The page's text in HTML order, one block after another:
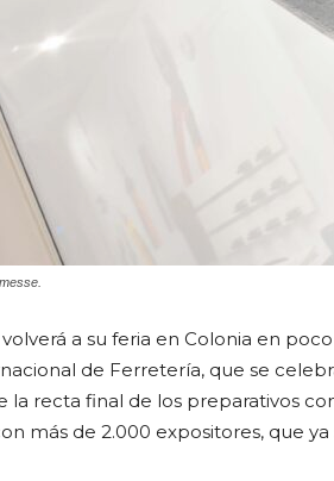
a su feria en Colonia en
de Ferretería, que se
la recta final de los preparativos
más de 2.000 expositores, que